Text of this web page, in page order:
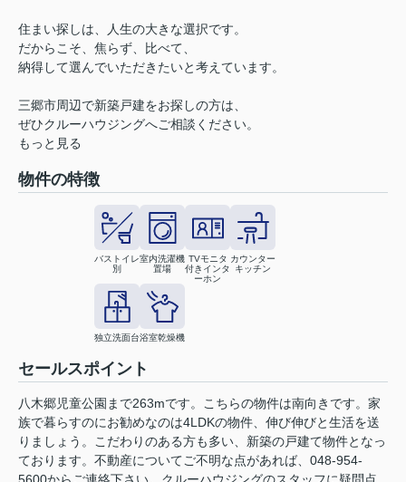
住まい探しは、人生の大きな選択です。
だからこそ、焦らず、比べて、
納得して選んでいただきたいと考えています。
三郷市周辺で新築戸建をお探しの方は、
ぜひクルーハウジングへご相談ください。
もっと見る
物件の特徴
バストイレ
別
室内洗濯機
置場
TVモニタ
付きインタ
ーホン
カウンター
キッチン
独立洗面台浴室乾燥機
セールスポイント
八木郷児童公園まで263mです。こちらの物件は南向きです。家
族で暮らすのにお勧めなのは4LDKの物件、伸び伸びと生活を送
りましょう。こだわりのある方も多い、新築の戸建て物件となっ
ております。不動産についてご不明な点があれば、048-954-